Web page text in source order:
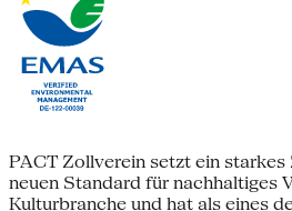
PACT Zollverein setzt ein starkes
neuen Standard für nachhaltiges
Kulturbranche und hat als eines